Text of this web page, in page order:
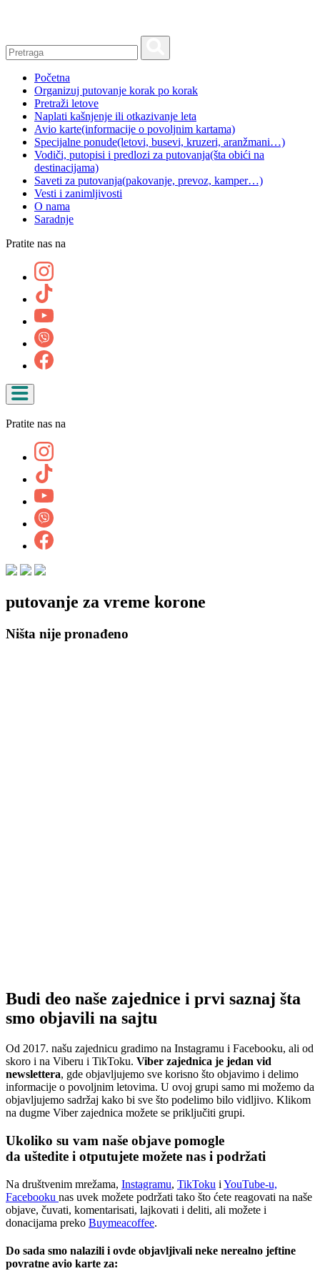
Početna
Organizuj putovanje korak po korak
Pretraži letove
Naplati kašnjenje ili otkazivanje leta
Avio karte(informacije o povoljnim kartama)
Specijalne ponude(letovi, busevi, kruzeri, aranžmani…)
Vodiči, putopisi i predlozi za putovanja(šta obići na
destinacijama)
Saveti za putovanja(pakovanje, prevoz, kamper…)
Vesti i zanimljivosti
O nama
Saradnje
Pratite nas na
Pratite nas na
putovanje za vreme korone
Ništa nije pronađeno
Budi deo naše zajednice i prvi saznaj šta
smo objavili na sajtu
Od 2017. našu zajednicu gradimo na Instagramu i Facebooku, ali od
skoro i na Viberu i TikToku. Viber zajednica je jedan vid
newslettera, gde objavljujemo sve korisno što objavimo i delimo
informacije o povoljnim letovima. U ovoj grupi samo mi možemo da
objavljujemo sadržaj kako bi sve što podelimo bilo vidljivo. Klikom
na dugme Viber zajednica možete se priključiti grupi.
Ukoliko su vam naše objave pomogle
da uštedite i otputujete možete nas i podržati
Na društvenim mrežama, Instagramu, TikToku i YouTube-u,
Facebooku nas uvek možete podržati tako što ćete reagovati na naše
objave, čuvati, komentarisati, lajkovati i deliti, ali možete i
donacijama preko Buymeacoffee.
Do sada smo nalazili i ovde objavljivali neke nerealno jeftine
povratne avio karte za: